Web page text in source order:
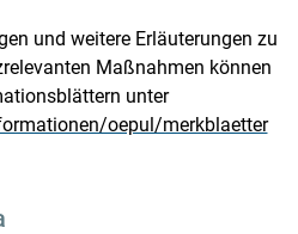
und weitere Erläuterungen zu
Maßnahmen können
unter
oepul/merkblaetter